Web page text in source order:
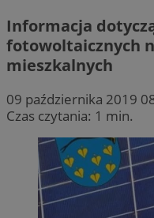
Informacja
fotowoltaicznych
mieszkalnych
09 października 2019
Czas czytania: 1 min.